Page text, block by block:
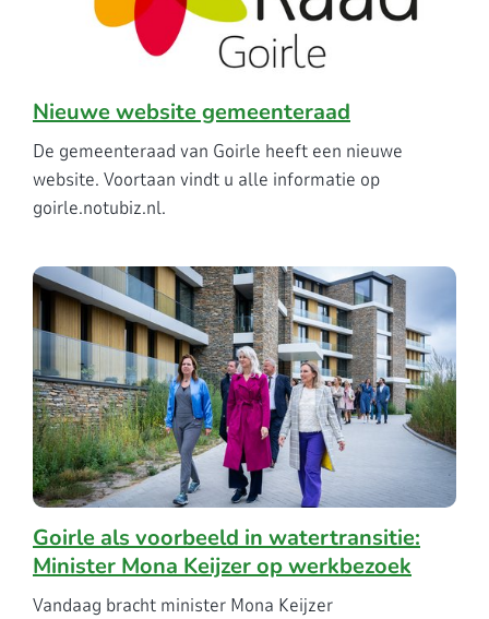
Nieuwe website gemeenteraad
De gemeenteraad van Goirle heeft een nieuwe
website. Voortaan vindt u alle informatie op
goirle.notubiz.nl.
Goirle als voorbeeld in watertransitie:
Minister Mona Keijzer op werkbezoek
Vandaag bracht minister Mona Keijzer